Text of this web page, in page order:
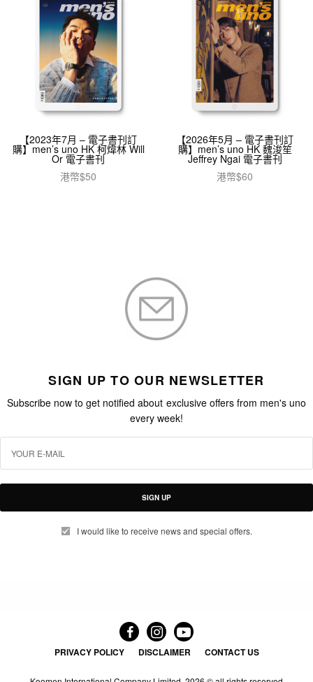
【2023年7月 – 電子書刊訂
購】men’s uno HK 柯煒林 Will
Or 電子書刊
港幣$50
【2026年5月 – 電子書刊訂
購】men’s uno HK 魏浚笙
Jeffrey Ngai 電子書刊
港幣$60
SIGN UP TO OUR NEWSLETTER
Subscribe now to get notified about exclusive offers from men's uno
every week!
SIGN UP
I would like to receive news and special offers.
PRIVACY POLICY DISCLAIMER CONTACT US